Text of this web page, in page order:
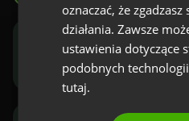
Marketerzy i
oznaczać, że zgadzasz
działania. Zawsze
ustawienia dotyczące
podobnych
tutaj.